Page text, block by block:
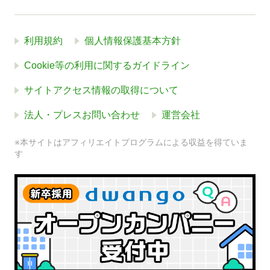
利用規約 個人情報保護基本方針
Cookie等の利用に関するガイドライン
サイトアクセス情報の取得について
法人・プレスお問い合わせ 運営会社
※本サイトはアフィリエイトプログラムによる収益を得ていま
す